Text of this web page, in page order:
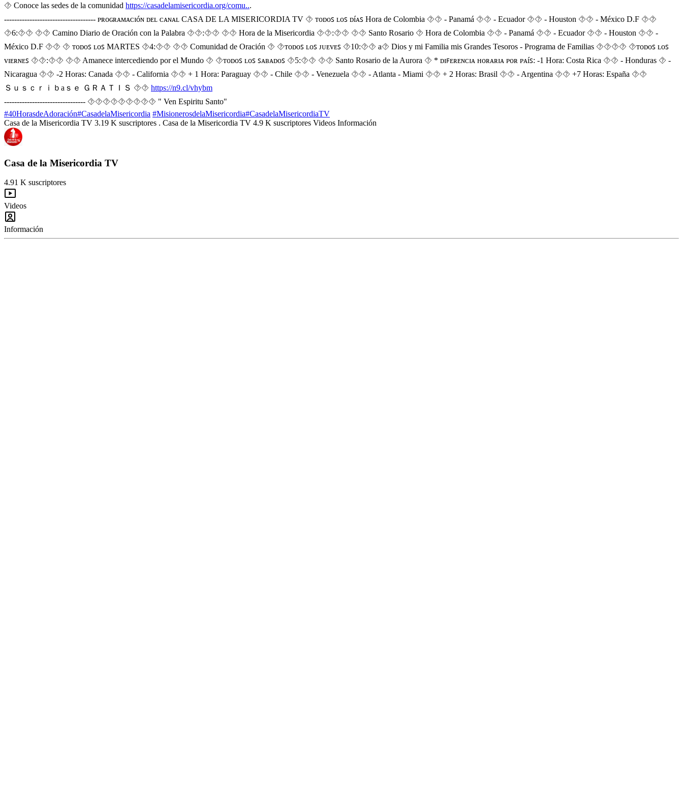
⯑ Conoce las sedes de la comunidad https://casadelamisericordia.org/comu...
------------------------------------ ᴩʀᴏɢʀᴀᴍᴀᴄɪóɴ ᴅᴇʟ ᴄᴀɴᴀʟ CASA DE LA MISERICORDIA TV ⯑ ᴛᴏᴅᴏꜱ ʟᴏꜱ ᴅíᴀꜱ Hora de Colombia ⯑⯑ - Panamá ⯑⯑ - Ecuador ⯑⯑ - Houston ⯑⯑ - México D.F ⯑⯑
⯑6:⯑⯑ ⯑⯑ Camino Diario de Oración con la Palabra ⯑⯑:⯑⯑ ⯑⯑ Hora de la Misericordia ⯑⯑:⯑⯑ ⯑⯑ Santo Rosario ⯑ Hora de Colombia ⯑⯑ - Panamá ⯑⯑ - Ecuador ⯑⯑ - Houston ⯑⯑ -
México D.F ⯑⯑ ⯑ ᴛᴏᴅᴏꜱ ʟᴏꜱ MARTES ⯑4:⯑⯑ ⯑⯑ Comunidad de Oración ⯑ ⯑ᴛᴏᴅᴏꜱ ʟᴏꜱ ᴊᴜᴇᴠᴇꜱ ⯑10:⯑⯑ a⯑ Dios y mi Familia mis Grandes Tesoros - Programa de Familias ⯑‍⯑‍⯑‍⯑ ⯑ᴛᴏᴅᴏꜱ ʟᴏꜱ
ᴠɪᴇʀɴᴇꜱ ⯑⯑:⯑⯑ ⯑⯑ Amanece intercediendo por el Mundo ⯑ ⯑ᴛᴏᴅᴏꜱ ʟᴏꜱ ꜱᴀʙᴀᴅᴏꜱ ⯑5:⯑⯑ ⯑⯑ Santo Rosario de la Aurora ⯑ * ᴅɪꜰᴇʀᴇɴᴄɪᴀ ʜᴏʀᴀʀɪᴀ ᴩᴏʀ ᴩᴀíꜱ: -1 Hora: Costa Rica ⯑⯑ - Honduras ⯑ -
Nicaragua ⯑⯑ -2 Horas: Canada ⯑⯑ - California ⯑⯑ + 1 Hora: Paraguay ⯑⯑ - Chile ⯑⯑ - Venezuela ⯑⯑ - Atlanta - Miami ⯑⯑ + 2 Horas: Brasil ⯑⯑ - Argentina ⯑⯑ +7 Horas: España ⯑⯑
Ｓｕｓｃｒｉｂaｓｅ ＧＲＡＴＩＳ ⯑⯑ https://n9.cl/vhybm
-------------------------------- ⯑⯑⯑⯑⯑⯑⯑⯑⯑ " Ven Espiritu Santo"
#40HorasdeAdoración#CasadelaMisericordia #MisionerosdelaMisericordia#CasadelaMisericordiaTV
Casa de la Misericordia TV 3.19 K suscriptores . Casa de la Misericordia TV 4.9 K suscriptores Videos Información
Casa de la Misericordia TV
4.91 K suscriptores
Videos
Información